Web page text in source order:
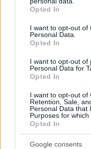
grant or deny consent
use your data for below
consent section.
Opted In
I want to opt-out of
Personal Data.
Opted In
I want to opt-out of
Personal Data for
Opted In
I want to opt-out of
Retention, Sale,
Personal Data that
Purposes for which
Opted In
Google consents
Στο Α΄
07.08.2026, 10:26